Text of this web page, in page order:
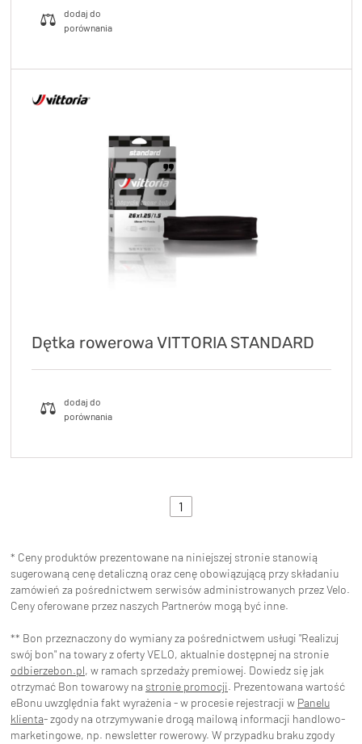
Dętka rowerowa VITTORIA STANDARD
1
* Ceny produktów prezentowane na niniejszej stronie stanowią
sugerowaną cenę detaliczną oraz cenę obowiązującą przy składaniu
zamówień za pośrednictwem serwisów administrowanych przez Velo.
Ceny oferowane przez naszych Partnerów mogą być inne.
** Bon przeznaczony do wymiany za pośrednictwem usługi "Realizuj
swój bon" na towary z oferty VELO, aktualnie dostępnej na stronie
odbierzebon.pl, w ramach sprzedaży premiowej. Dowiedz się jak
otrzymać Bon towarowy na stronie promocji. Prezentowana wartość
eBonu uwzględnia fakt wyrażenia - w procesie rejestracji w Panelu
klienta- zgody na otrzymywanie drogą mailową informacji handlowo-
marketingowe, np. newsletter rowerowy. W przypadku braku zgody